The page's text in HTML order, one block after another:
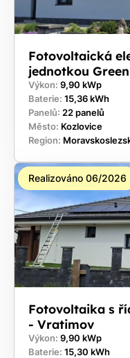
Fotovoltaická
jednotkou
Výkon: 9,90 kWp
Baterie: 15,36 kWh
Panelů: 22 panelů
Město: Kozlovice
Region:
Realizováno 06/2026
Fotovoltaika s
- Vratimov
Výkon: 9,90 kWp
Baterie: 15,30 kWh